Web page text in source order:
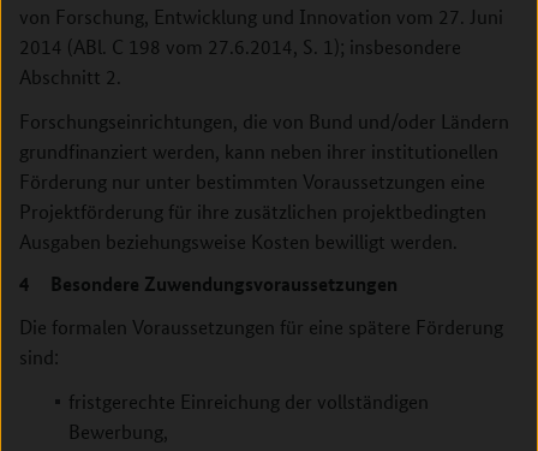
von Forschung, Entwicklung und Innovation vom 27. Juni
2014 (ABl. C 198 vom 27.6.2014, S. 1); insbesondere
Abschnitt 2.
Forschungseinrichtungen, die von Bund und/oder Ländern
grundfinanziert werden, kann neben ihrer institutionellen
Förderung nur unter bestimmten Voraussetzungen eine
Projektförderung für ihre zusätzlichen projektbedingten
Ausgaben beziehungsweise Kosten bewilligt werden.
4 Besondere Zuwendungsvoraussetzungen
Die formalen Voraussetzungen für eine spätere Förderung
sind:
fristgerechte Einreichung der vollständigen
Bewerbung,